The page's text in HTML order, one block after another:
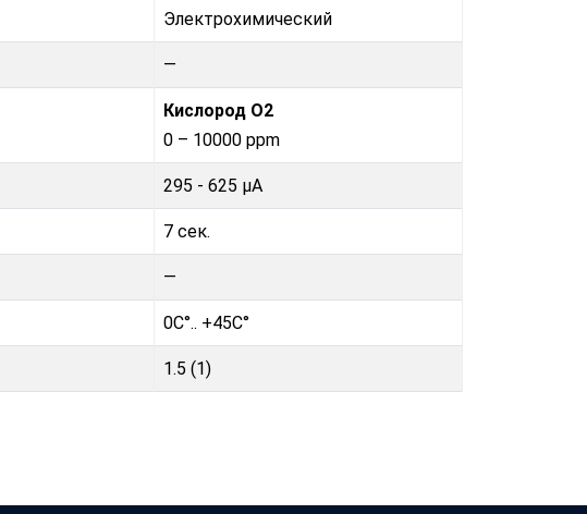
Электрохимический
—
Кислород O2
0 – 10000 ppm
295 - 625 µA
7 сек.
—
0C°.. +45C°
1.5 (1)